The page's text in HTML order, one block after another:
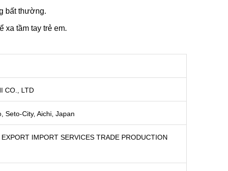
bất thường.
xa tầm tay trẻ em.
CO., LTD
Seto-City, Aichi, Japan
IMPORT SERVICES TRADE PRODUCTION